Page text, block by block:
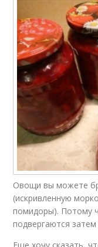
Овощи вы можете
(искривленную
помидоры). Потому
подвергаются